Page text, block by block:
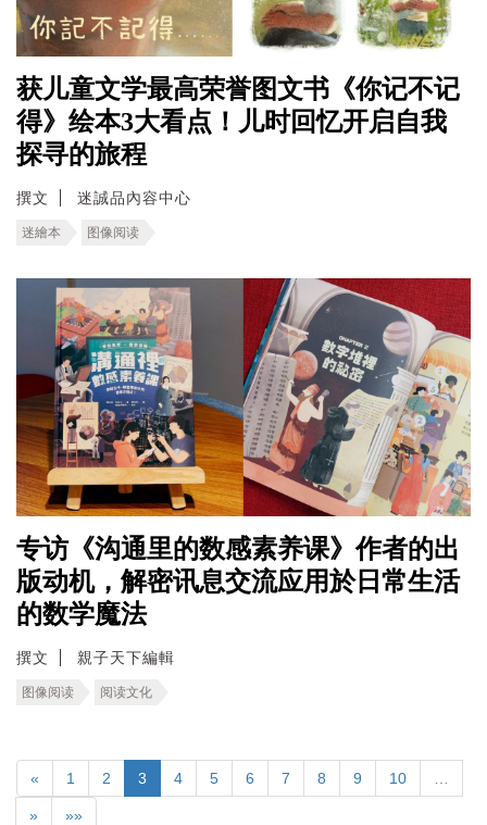
获儿童文学最高荣誉图文书《你记不记
得》绘本3大看点！儿时回忆开启自我
探寻的旅程
撰文 迷誠品內容中心
迷繪本 图像阅读
专访《沟通里的数感素养课》作者的出
版动机，解密讯息交流应用於日常生活
的数学魔法
撰文 親子天下編輯
图像阅读 阅读文化
« 1 2 3 4 5 6 7 8 9 10
» »»